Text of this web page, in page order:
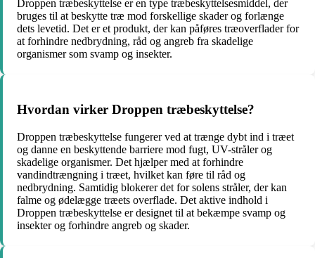
Droppen træbeskyttelse er en type træbeskyttelsesmiddel, der
bruges til at beskytte træ mod forskellige skader og forlænge
dets levetid. Det er et produkt, der kan påføres træoverflader for
at forhindre nedbrydning, råd og angreb fra skadelige
organismer som svamp og insekter.
Hvordan virker Droppen træbeskyttelse?
Droppen træbeskyttelse fungerer ved at trænge dybt ind i træet
og danne en beskyttende barriere mod fugt, UV-stråler og
skadelige organismer. Det hjælper med at forhindre
vandindtrængning i træet, hvilket kan føre til råd og
nedbrydning. Samtidig blokerer det for solens stråler, der kan
falme og ødelægge træets overflade. Det aktive indhold i
Droppen træbeskyttelse er designet til at bekæmpe svamp og
insekter og forhindre angreb og skader.